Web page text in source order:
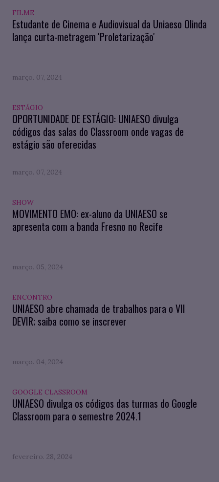
FILME
Estudante de Cinema e Audiovisual da Uniaeso Olinda
lança curta-metragem 'Proletarização'
março. 07, 2024
ESTÁGIO
OPORTUNIDADE DE ESTÁGIO: UNIAESO divulga
códigos das salas do Classroom onde vagas de
estágio são oferecidas
março. 07, 2024
SHOW
MOVIMENTO EMO: ex-aluno da UNIAESO se
apresenta com a banda Fresno no Recife
março. 05, 2024
ENCONTRO
UNIAESO abre chamada de trabalhos para o VII
DEVIR; saiba como se inscrever
março. 04, 2024
GOOGLE CLASSROOM
UNIAESO divulga os códigos das turmas do Google
Classroom para o semestre 2024.1
fevereiro. 28, 2024